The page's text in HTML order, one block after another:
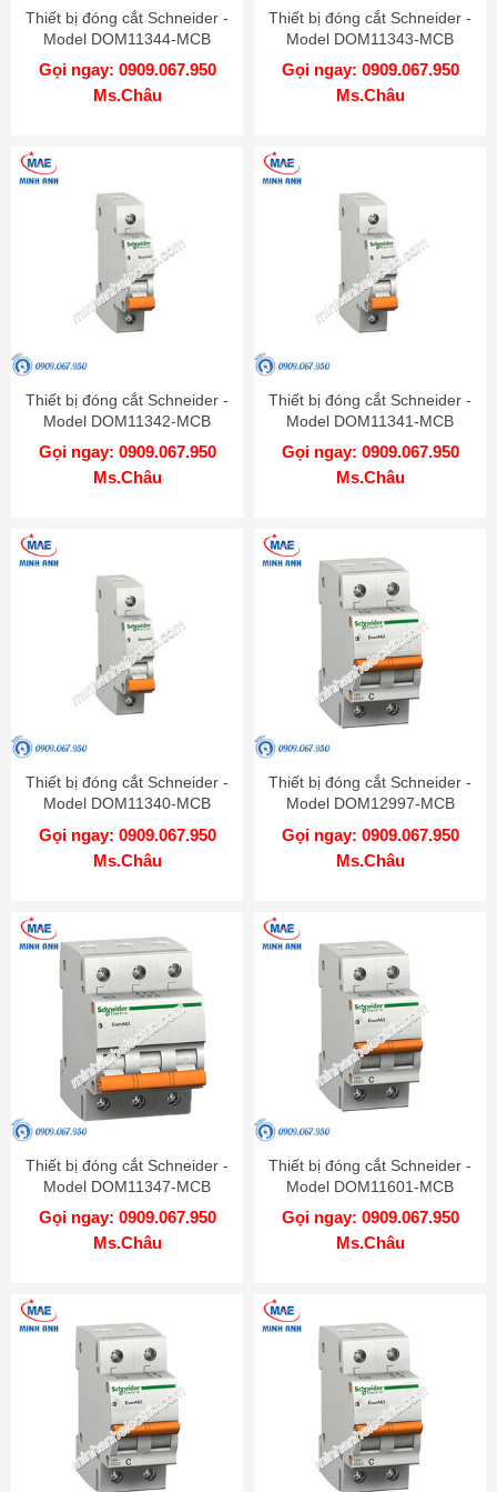
Thiết bị đóng cắt Schneider -
Model DOM11344-MCB
Gọi ngay: 0909.067.950
Ms.Châu
Thiết bị đóng cắt Schneider -
Model DOM11343-MCB
Gọi ngay: 0909.067.950
Ms.Châu
Thiết bị đóng cắt Schneider -
Model DOM11342-MCB
Gọi ngay: 0909.067.950
Ms.Châu
Thiết bị đóng cắt Schneider -
Model DOM11341-MCB
Gọi ngay: 0909.067.950
Ms.Châu
Thiết bị đóng cắt Schneider -
Model DOM11340-MCB
Gọi ngay: 0909.067.950
Ms.Châu
Thiết bị đóng cắt Schneider -
Model DOM12997-MCB
Gọi ngay: 0909.067.950
Ms.Châu
Thiết bị đóng cắt Schneider -
Model DOM11347-MCB
Gọi ngay: 0909.067.950
Ms.Châu
Thiết bị đóng cắt Schneider -
Model DOM11601-MCB
Gọi ngay: 0909.067.950
Ms.Châu